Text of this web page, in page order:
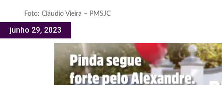
Foto: Cláudio Vieira – PMSJC
junho 29, 2023